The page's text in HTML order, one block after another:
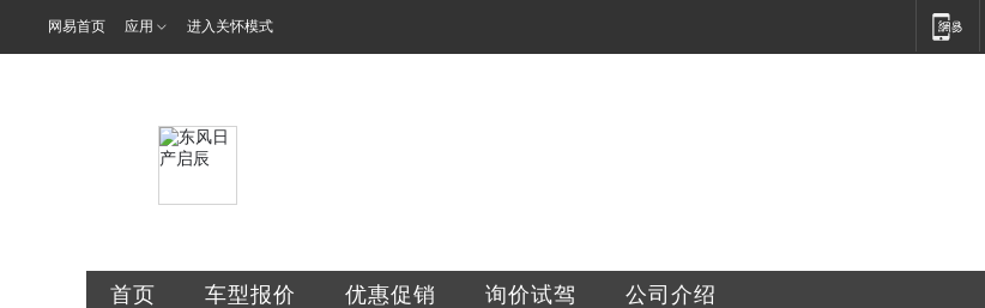
网易首页 应用 进入关怀模式
首页 车型报价 优惠促销 询价试驾 公司介绍